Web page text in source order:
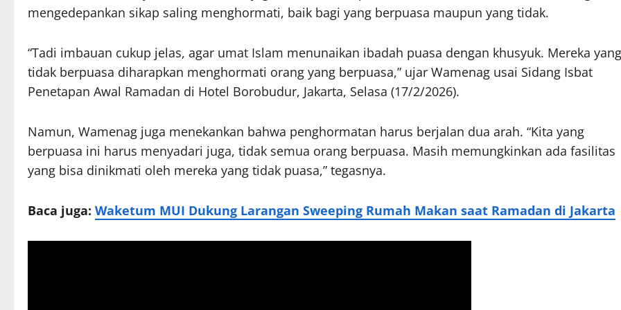
mengedepankan sikap saling menghormati, baik bagi yang berpuasa maupun yang tidak.
“Tadi imbauan cukup jelas, agar umat Islam menunaikan ibadah puasa dengan khusyuk. Mereka yang
tidak berpuasa diharapkan menghormati orang yang berpuasa,” ujar Wamenag usai Sidang Isbat
Penetapan Awal Ramadan di Hotel Borobudur, Jakarta, Selasa (17/2/2026).
Namun, Wamenag juga menekankan bahwa penghormatan harus berjalan dua arah. “Kita yang
berpuasa ini harus menyadari juga, tidak semua orang berpuasa. Masih memungkinkan ada fasilitas
yang bisa dinikmati oleh mereka yang tidak puasa,” tegasnya.
Baca juga: Waketum MUI Dukung Larangan Sweeping Rumah Makan saat Ramadan di Jakarta